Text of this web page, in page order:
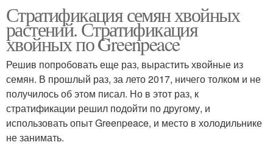
Стратификация семян хвойных
растений. Стратификация
хвойных по Greenpeace
Решив попробовать еще раз, вырастить хвойные из
семян. В прошлый раз, за лето 2017, ничего толком и не
получилось об этом писал. Но в этот раз, к
стратификации решил подойти по другому, и
использовать опыт Greenpeace, и место в холодильнике
не занимать.